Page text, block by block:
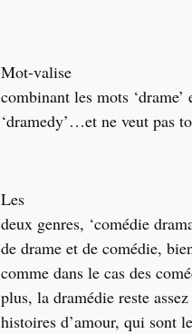
Mot-valise
combinant les mots ‘drame’
‘dramedy’…et ne veut pas
Les
deux genres, ‘comédie
de drame et de comédie,
comme dans le cas des
plus, la dramédie reste
histoires d’amour, qui sont